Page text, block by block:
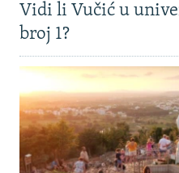
Vidi li Vučić u
broj 1?